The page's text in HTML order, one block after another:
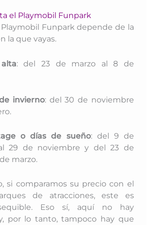
el Playmobil Funpark
Funpark depende de la
la que vayas.
: del 23 de marzo al 8 de
invierno: del 30 de noviembre
o días de sueño: del 9 de
29 de noviembre y del 23 de
marzo.
si comparamos su precio con el
de atracciones, este es
Eso sí, aquí no hay
por lo tanto, tampoco hay que